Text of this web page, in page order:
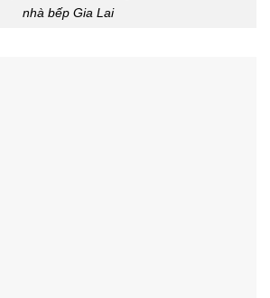
nhà bếp Gia Lai